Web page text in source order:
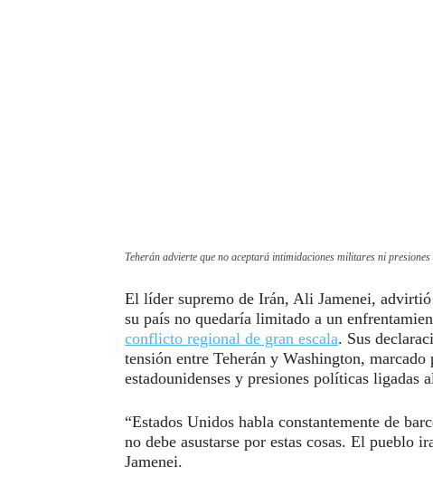
Teherán advierte que no aceptará intimidaciones militares ni
El líder supremo de Irán, Ali Jamenei,
su país no quedaría limitado a un
conflicto regional de gran escala. Sus
tensión entre Teherán y Washington,
estadounidenses y presiones políticas ligadas
“Estados Unidos habla constantemente de
no debe asustarse por estas cosas. El pueblo
Jamenei.